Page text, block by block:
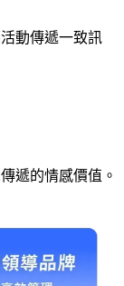
動傳遞一致訊
遞的情感價值。